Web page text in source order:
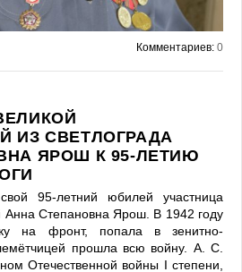
Комментариев: 0
ИЗ СВЕТЛОГРАДА
ЯРОШ К 95-ЛЕТИЮ
95-летний юбилей участница
Анна Степановна Ярош. В 1942 году
на фронт, попала в зенитно-
прошла всю войну. А. С.
Отечественной войны I степени,